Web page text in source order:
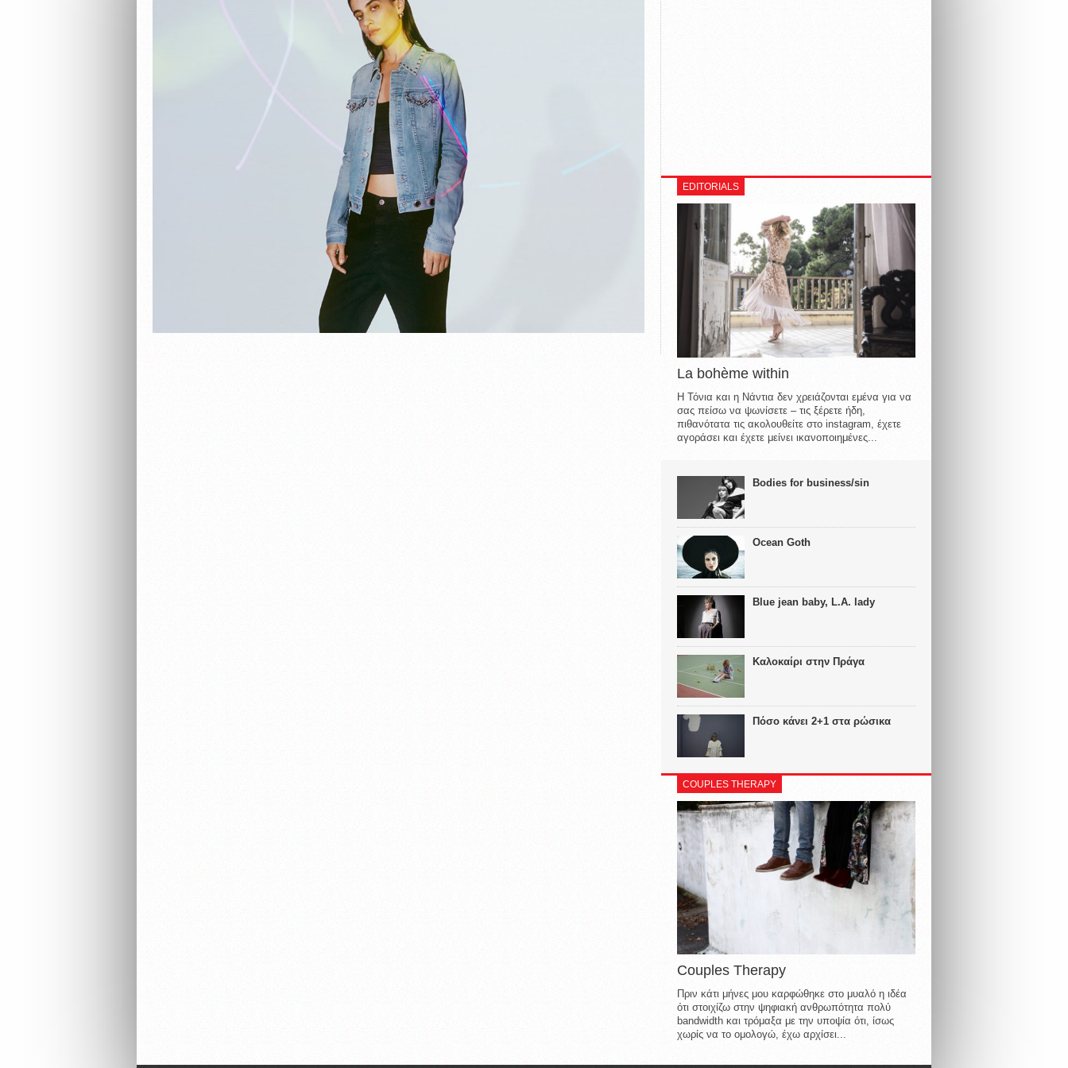
EDITORIALS
La bohème within
Η Τόνια και η Νάντια δεν χρειάζονται εμένα για να
σας πείσω να ψωνίσετε – τις ξέρετε ήδη,
πιθανότατα τις ακολουθείτε στο instagram, έχετε
αγοράσει και έχετε μείνει ικανοποιημένες...
Bodies for business/sin
Ocean Goth
Blue jean baby, L.A. lady
Καλοκαίρι στην Πράγα
Πόσο κάνει 2+1 στα ρώσικα
COUPLES THERAPY
Couples Therapy
Πριν κάτι μήνες μου καρφώθηκε στο μυαλό η ιδέα
ότι στοιχίζω στην ψηφιακή ανθρωπότητα πολύ
bandwidth και τρόμαξα με την υποψία ότι, ίσως
χωρίς να το ομολογώ, έχω αρχίσει...